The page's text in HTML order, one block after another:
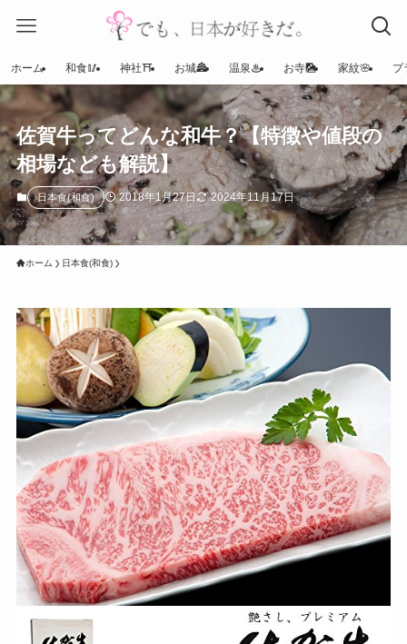
ホーム 和食🥢 神社⛩ お城🏯 温泉♨ お寺🎑 家紋🌸 プ
佐賀牛ってどんな和牛？【特徴や値段の
相場なども解説】
日本食(和食) 2018年1月27日 2024年11月17日
ホーム 日本食(和食)